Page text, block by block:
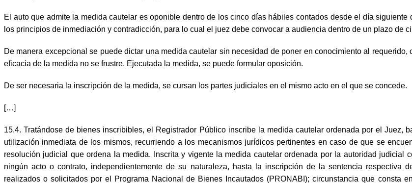
El auto que admite la medida cautelar es oponible dentro de los cinco días hábiles contados desde el día
los principios de inmediación y contradicción, para lo cual el juez debe convocar a audiencia dentro de un plazo de
De manera excepcional se puede dictar una medida cautelar sin necesidad de poner en conocimiento al
eficacia de la medida no se frustre. Ejecutada la medida, se puede formular oposición.
De ser necesaria la inscripción de la medida, se cursan los partes judiciales en el mismo acto en el que se concede.
[…]
15.4. Tratándose de bienes inscribibles, el Registrador Público inscribe la medida cautelar ordenada por el
utilización inmediata de los mismos, recurriendo a los mecanismos jurídicos pertinentes en caso de que se
resolución judicial que ordena la medida. Inscrita y vigente la medida cautelar ordenada por la autoridad judicial
ningún acto o contrato, independientemente de su naturaleza, hasta la inscripción de la sentencia respectiva
realizados o solicitados por el Programa Nacional de Bienes Incautados (PRONABI); circunstancia que consta